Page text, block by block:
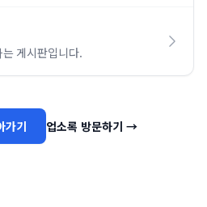
게시판입니다.
가기 업소록 방문하기 →